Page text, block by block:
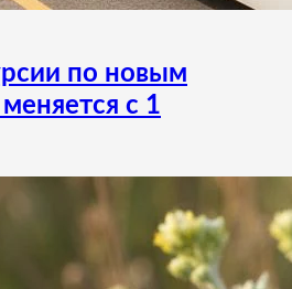
по новым
с 1